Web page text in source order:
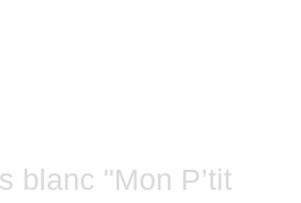
blanc "Mon P’tit